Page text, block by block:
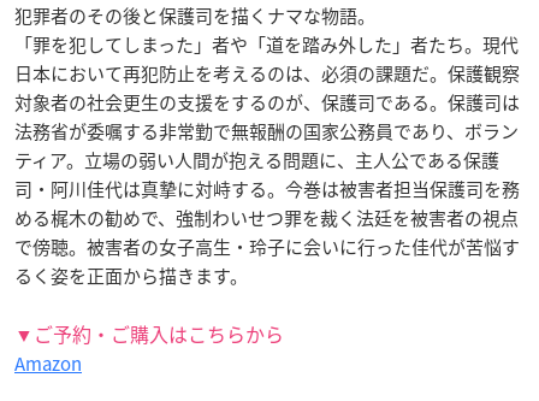
犯罪者のその後と保護司を描くナマな物語。
「罪を犯してしまった」者や「道を踏み外した」者たち。現代
日本において再犯防止を考えるのは、必須の課題だ。保護観察
対象者の社会更生の支援をするのが、保護司である。保護司は
法務省が委嘱する非常勤で無報酬の国家公務員であり、ボラン
ティア。立場の弱い人間が抱える問題に、主人公である保護
司・阿川佳代は真摯に対峙する。今巻は被害者担当保護司を務
める梶木の勧めで、強制わいせつ罪を裁く法廷を被害者の視点
で傍聴。被害者の女子高生・玲子に会いに行った佳代が苦悩す
るく姿を正面から描きます。
▼ご予約・ご購入はこちらから
Amazon